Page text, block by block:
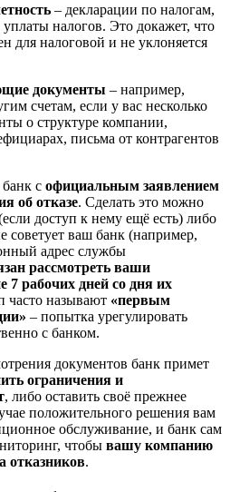
– декларации по налогам,
налогов. Это докажет, что
для налоговой и не уклоняется
документы – например,
счетам, если у вас несколько
о структуре компании,
письма от контрагентов
с официальным заявлением
об отказе. Сделать это можно
доступ к нему ещё есть) либо
советует ваш банк (например,
адрес службы
рассмотреть ваши
7 рабочих дней со дня их
часто называют «первым
– попытка урегулировать
с банком.
документов банк примет
ограничения и
, либо оставить своё прежнее
положительного решения вам
обслуживание, и банк сам
чтобы вашу компанию
отказников.